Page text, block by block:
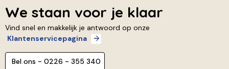
We staan voor je klaar
Vind snel en makkelijk je antwoord op onze
Klantenservicepagina
Bel ons - 0226 - 355 340